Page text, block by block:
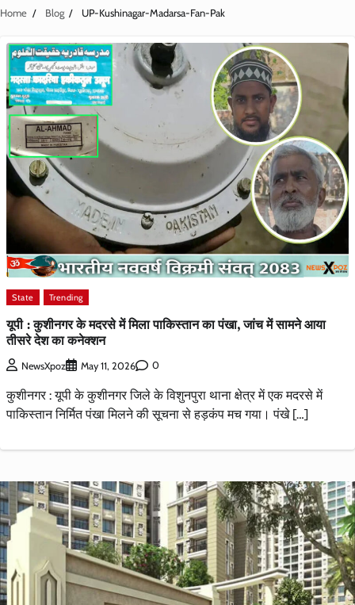
Home Blog UP-Kushinagar-Madarsa-Fan-Pak
State Trending
यूपी : कुशीनगर के मदरसे में मिला पाकिस्तान का पंखा, जांच में सामने आया
तीसरे देश का कनेक्शन
NewsXpoz May 11, 2026 0
कुशीनगर : यूपी के कुशीनगर जिले के विशुनपुरा थाना क्षेत्र में एक मदरसे में
पाकिस्तान निर्मित पंखा मिलने की सूचना से हड़कंप मच गया। पंखे […]